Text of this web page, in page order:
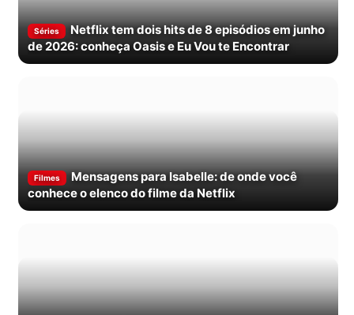
Séries
Netflix tem dois hits de 8 episódios em junho
de 2026: conheça Oasis e Eu Vou te Encontrar
Filmes
Mensagens para Isabelle: de onde você
conhece o elenco do filme da Netflix